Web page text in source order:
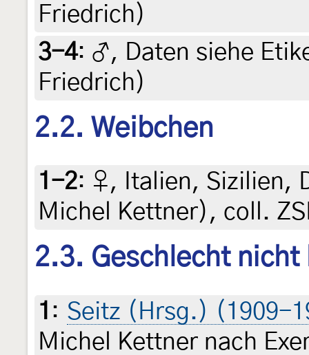
Friedrich)
3-4: ♂, Daten siehe
Friedrich)
2.2. Weibchen
1-2: ♀, Italien, Sizilien,
Michel Kettner), coll.
2.3. Geschlecht nicht
1 : Seitz (Hrsg.) (1909-
Michel Kettner nach